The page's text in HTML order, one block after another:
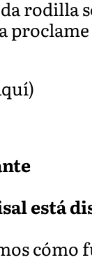
rodilla
está
cómo